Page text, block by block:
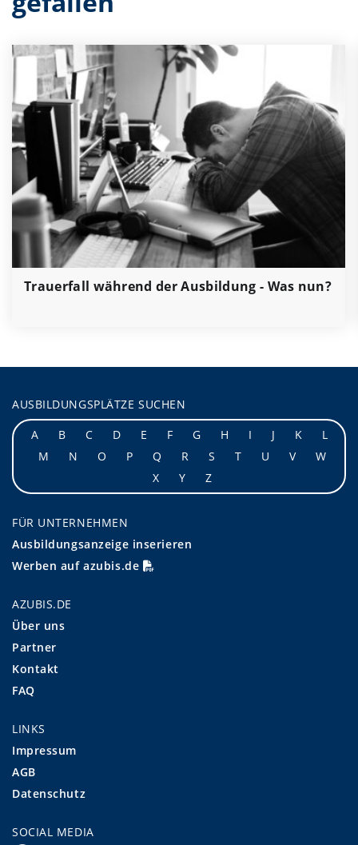
Trauerfall während der Ausbildung - Was nun?
AUSBILDUNGSPLÄTZE SUCHEN
A
B C D E F G H I J K
L
M
N O P Q R S T U V
W
X
Y Z
FÜR UNTERNEHMEN
Ausbildungsanzeige inserieren
Werben auf azubis.de
AZUBIS.DE
Über uns
Partner
Kontakt
FAQ
LINKS
Impressum
AGB
Datenschutz
SOCIAL MEDIA